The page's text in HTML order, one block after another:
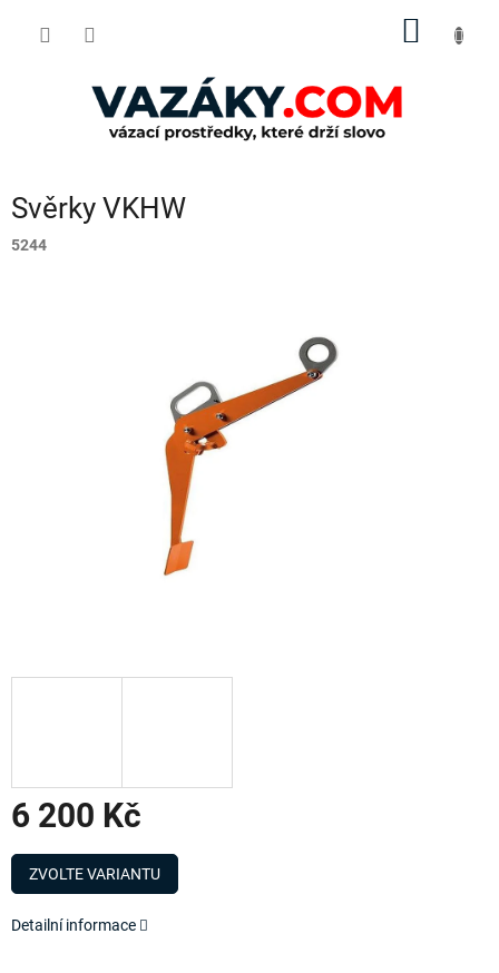
Svěrky VKHW
5244
6 200 Kč
Měrná
cena:
ZVOLTE VARIANTU
Detailní informace